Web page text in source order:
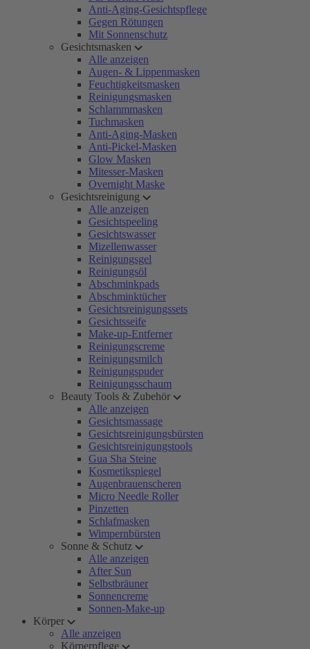
Anti-Aging-Gesichtspflege
Gegen Rötungen
Mit Sonnenschutz
Gesichtsmasken
Alle anzeigen
Augen- & Lippenmasken
Feuchtigkeitsmasken
Reinigungsmasken
Schlammmasken
Tuchmasken
Anti-Aging-Masken
Anti-Pickel-Masken
Glow Masken
Mitesser-Masken
Overnight Maske
Gesichtsreinigung
Alle anzeigen
Gesichtspeeling
Gesichtswasser
Mizellenwasser
Reinigungsgel
Reinigungsöl
Abschminkpads
Abschminktücher
Gesichtsreinigungssets
Gesichtsseife
Make-up-Entferner
Reinigungscreme
Reinigungsmilch
Reinigungspuder
Reinigungsschaum
Beauty Tools & Zubehör
Alle anzeigen
Gesichtsmassage
Gesichtsreinigungsbürsten
Gesichtsreinigungstools
Gua Sha Steine
Kosmetikspiegel
Augenbrauenscheren
Micro Needle Roller
Pinzetten
Schlafmasken
Wimpernbürsten
Sonne & Schutz
Alle anzeigen
After Sun
Selbstbräuner
Sonnencreme
Sonnen-Make-up
Körper
Alle anzeigen
Körperpflege